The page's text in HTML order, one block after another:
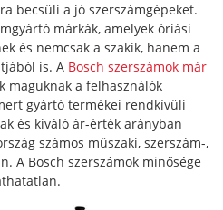
becsüli a jó szerszámgépeket.
márkák, amelyek óriási
és nemcsak a szakik, hanem a
is. A Bosch szerszámok már
maguknak a felhasználók
gyártó termékei rendkívüli
és kiváló ár-érték arányban
számos műszaki, szerszám-,
A Bosch szerszámok minősége